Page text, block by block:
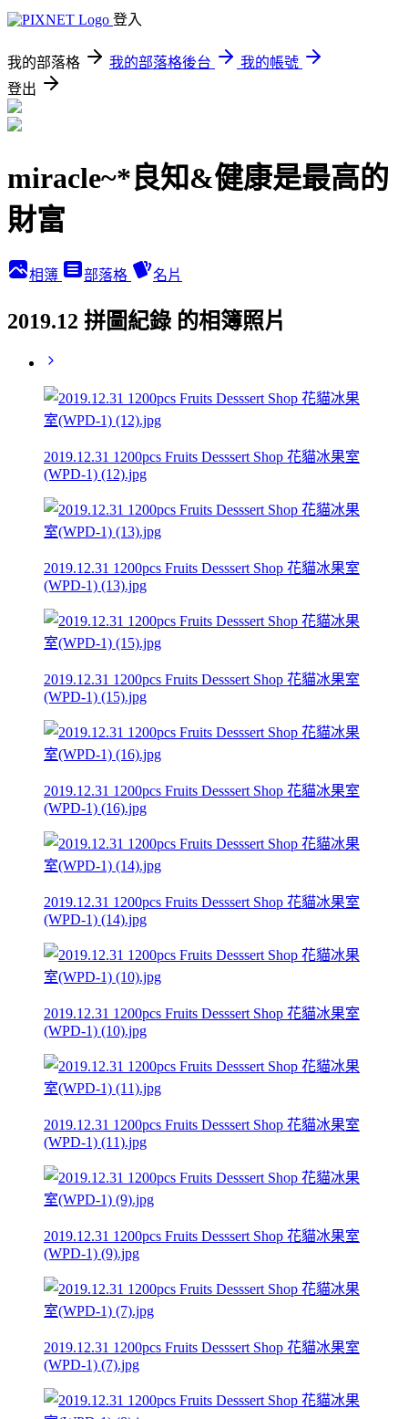
登入
我的部落格 我的部落格後台
我的帳號
登出
miracle~*良知&健康是最高的
財富
相簿 部落格 名片
2019.12 拼圖紀錄 的相簿照片
2019.12.31 1200pcs Fruits Desssert Shop 花貓冰果室
(WPD-1) (12).jpg
2019.12.31 1200pcs Fruits Desssert Shop 花貓冰果室
(WPD-1) (13).jpg
2019.12.31 1200pcs Fruits Desssert Shop 花貓冰果室
(WPD-1) (15).jpg
2019.12.31 1200pcs Fruits Desssert Shop 花貓冰果室
(WPD-1) (16).jpg
2019.12.31 1200pcs Fruits Desssert Shop 花貓冰果室
(WPD-1) (14).jpg
2019.12.31 1200pcs Fruits Desssert Shop 花貓冰果室
(WPD-1) (10).jpg
2019.12.31 1200pcs Fruits Desssert Shop 花貓冰果室
(WPD-1) (11).jpg
2019.12.31 1200pcs Fruits Desssert Shop 花貓冰果室
(WPD-1) (9).jpg
2019.12.31 1200pcs Fruits Desssert Shop 花貓冰果室
(WPD-1) (7).jpg